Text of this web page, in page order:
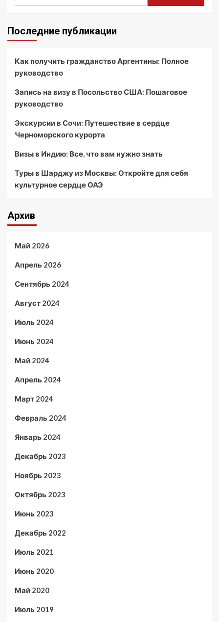
Последние публикации
Как получить гражданство Аргентины: Полное
руководство
Запись на визу в Посольство США: Пошаговое
руководство
Экскурсии в Сочи: Путешествие в сердце
Черноморского курорта
Визы в Индию: Все, что вам нужно знать
Туры в Шарджу из Москвы: Откройте для себя
культурное сердце ОАЭ
Архив
Май 2026
Апрель 2026
Сентябрь 2024
Август 2024
Июль 2024
Июнь 2024
Май 2024
Апрель 2024
Март 2024
Февраль 2024
Январь 2024
Декабрь 2023
Ноябрь 2023
Октябрь 2023
Июнь 2023
Декабрь 2022
Июль 2021
Июнь 2020
Май 2020
Июль 2019